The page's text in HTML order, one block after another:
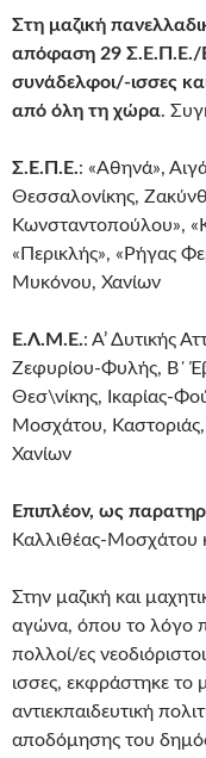
Στη μαζική
απόφαση 29 Σ.Ε.Π.Ε./
συνάδελφοι/-ισσες
από όλη τη χώρα.
Σ.Ε.Π.Ε.: «Αθηνά»,
Θεσσαλονίκης,
Κωνσταντοπούλου»,
«Περικλής», «Ρήγας
Μυκόνου, Χανίων
Ε.Λ.Μ.Ε.: Α’ Δυτικής
Ζεφυρίου-Φυλής, Β΄
Θεσ\νίκης, Ικαρίας-
Μοσχάτου, Καστοριάς,
Χανίων
Επιπλέον, ως
Καλλιθέας-
Στην μαζική και
αγώνα, όπου το λόγο
πολλοί/ες
ισσες, εκφράστηκε το
αντιεκπαιδευτική
αποδόμησης του